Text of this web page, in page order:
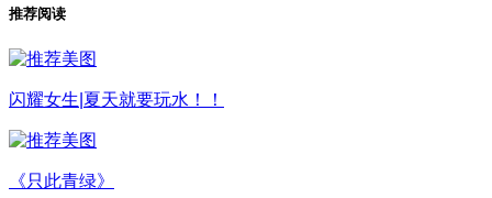
推荐阅读
闪耀女生|夏天就要玩水！！
《只此青绿》